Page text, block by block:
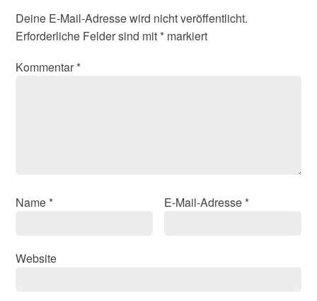
Deine E-Mail-Adresse wird nicht veröffentlicht.
Erforderliche Felder sind mit * markiert
Kommentar *
Name * E-Mail-Adresse *
Website